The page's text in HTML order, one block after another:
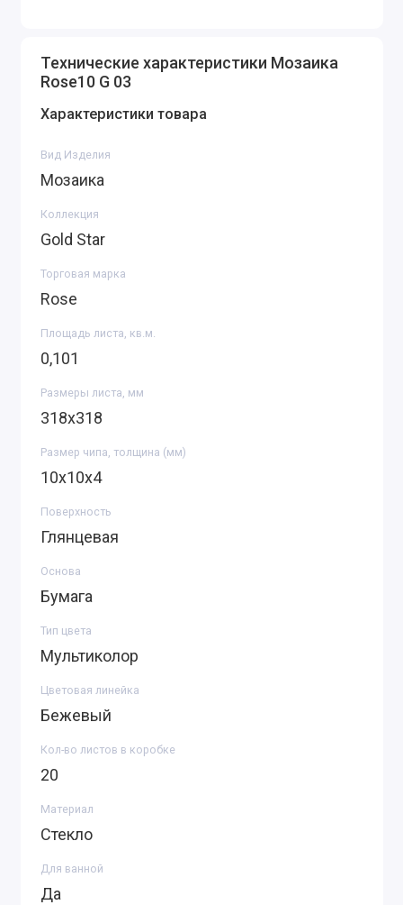
Технические характеристики Мозаика
Rose10 G 03
Характеристики товара
Вид Изделия
Мозаика
Коллекция
Gold Star
Торговая марка
Rose
Площадь листа, кв.м.
0,101
Размеры листа, мм
318х318
Размер чипа, толщина (мм)
10х10х4
Поверхность
Глянцевая
Основа
Бумага
Тип цвета
Мультиколор
Цветовая линейка
Бежевый
Кол-во листов в коробке
20
Материал
Стекло
Для ванной
Да